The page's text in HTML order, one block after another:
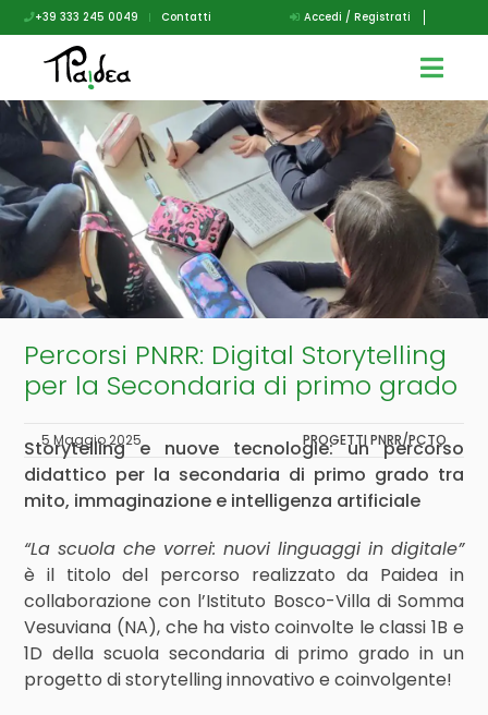
+39 333 245 0049 | Contatti Accedi / Registrati
Percorsi PNRR: Digital Storytelling
per la Secondaria di primo grado
5 Maggio 2025 PROGETTI PNRR/PCTO
Storytelling e nuove tecnologie: un percorso
didattico per la secondaria di primo grado tra
mito, immaginazione e intelligenza artificiale
“La scuola che vorrei: nuovi linguaggi in digitale”
è il titolo del percorso realizzato da Paidea in
collaborazione con l’Istituto Bosco-Villa di Somma
Vesuviana (NA), che ha visto coinvolte le classi 1B e
1D della scuola secondaria di primo grado in un
progetto di storytelling innovativo e coinvolgente!